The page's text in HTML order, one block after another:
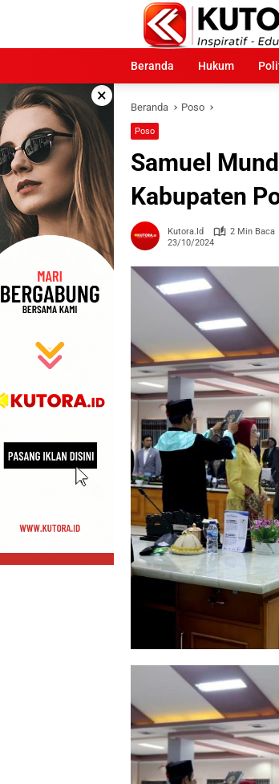
Beranda
Hukum
×
Beranda Poso
Poso
Samuel
Kabupaten
Kutora.id
2 Min Baca
23/10/2024